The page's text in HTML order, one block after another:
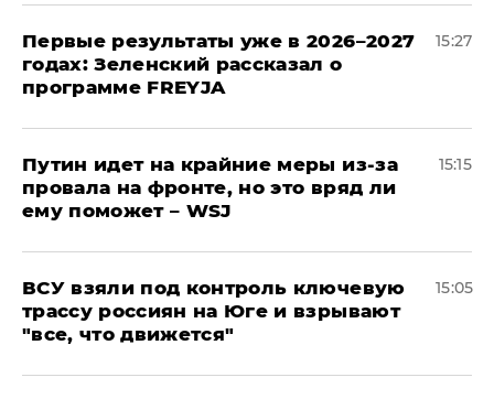
Первые результаты уже в 2026–2027
годах: Зеленский рассказал о
программе FREYJA
15:27
Путин идет на крайние меры из-за
провала на фронте, но это вряд ли
ему поможет – WSJ
15:15
ВСУ взяли под контроль ключевую
трассу россиян на Юге и взрывают
"все, что движется"
15:05